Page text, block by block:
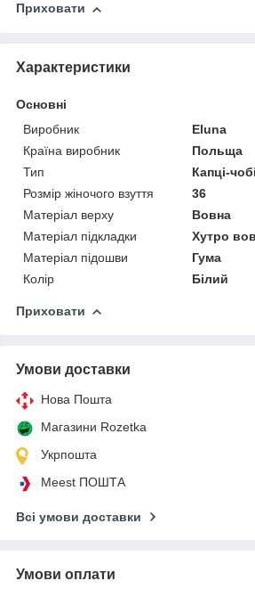
Приховати
Характеристики
Основні
Виробник
Eluna
Країна виробник
Польща
Тип
Капці-
Розмір жіночого взуття
36
Матеріал верху
Вовна
Матеріал підкладки
Хутро
Матеріал підошви
Гума
Колір
Білий
Приховати
Умови доставки
Нова Пошта
Магазини Rozetka
Укрпошта
Meest ПОШТА
Всі умови доставки
Умови оплати